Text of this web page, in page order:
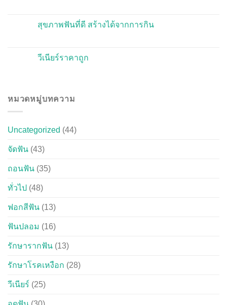
สุขภาพฟันที่ดี สร้างได้จากการกิน
วีเนียร์ราคาถูก
หมวดหมู่บทความ
Uncategorized (44)
จัดฟัน (43)
ถอนฟัน (35)
ทั่วไป (48)
ฟอกสีฟัน (13)
ฟันปลอม (16)
รักษารากฟัน (13)
รักษาโรคเหงือก (28)
วีเนียร์ (25)